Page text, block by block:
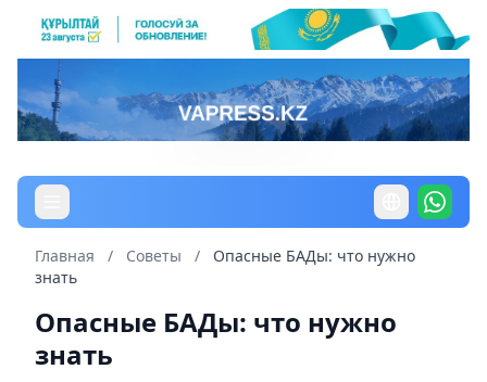
Главная / Советы /
Опасные БАДы: что нужно
знать
Опасные БАДы: что нужно
знать